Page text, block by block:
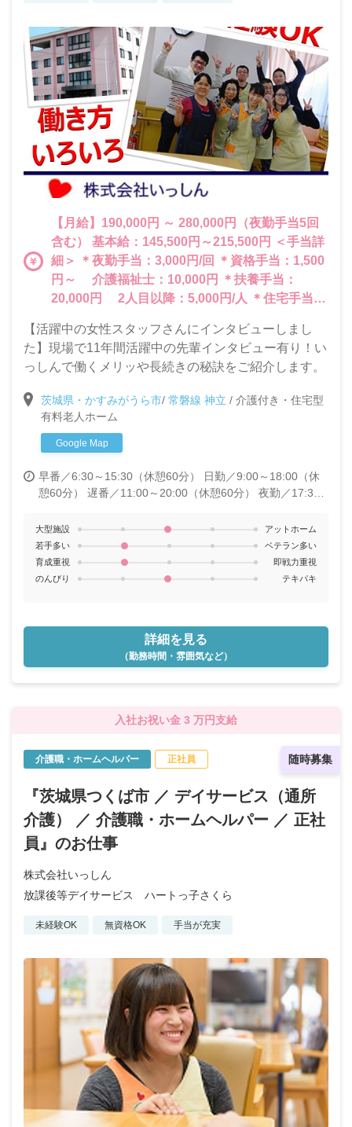
【月給】190,000円 ～ 280,000円（夜勤手当5回
含む） 基本給：145,500円～215,500円 ＜手当詳
細＞ ＊夜勤手当：3,000円/回 ＊資格手当：1,500
円～ 介護福祉士：10,000円 ＊扶養手当：
20,000円 2人目以降：5,000円/人 ＊住宅手当：
【活躍中の女性スタッフさんにインタビューしまし
た】現場で11年間活躍中の先輩インタビュー有り！い
っしんで働くメリッや長続きの秘訣をご紹介します。
茨城県・かすみがうら市/ 常磐線 神立 / 介護付き・住宅型
有料老人ホーム
Google Map
早番／6:30～15:30（休憩60分）
日勤／9:00～18:00（休
憩60分）
遅番／11:00～20:00（休憩60分）
夜勤／17:30
が休みとなります。 ★夜勤手当：3,000円/回
大型施設
アットホーム
若手多い
ベテラン多い
育成重視
即戦力重視
のんびり
テキパキ
詳細を見る
（勤務時間・雰囲気など）
入社お祝い金 3 万円支給
随時募集
介護職・ホームヘルパー 正社員
『茨城県つくば市 ／ デイサービス（通所
介護） ／ 介護職・ホームヘルパー ／ 正社
員』のお仕事
株式会社いっしん
放課後等デイサービス ハートっ子さくら
未経験OK 無資格OK 手当が充実